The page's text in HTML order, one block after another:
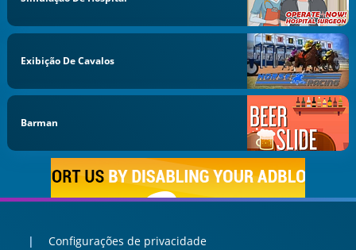
Exibição De Cavalos
Barman
Configurações de privacidade